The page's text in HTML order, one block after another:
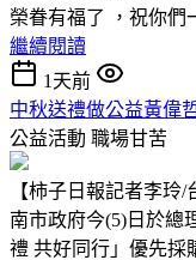
榮眷有福了 ，祝你們
繼續閱讀
1天前
中秋送禮做公益黃偉
公益活動 職場甘苦
【柿子日報記者李玲
南市政府今(5)日於總
禮 共好同行」優先採